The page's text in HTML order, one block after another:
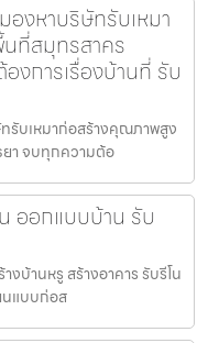
งหาบริษัทรับเหมา
ที่สมุทรสาคร
งการเรื่องบ้านที่ รับ
รับเหมาก่อสร้างคุณภาพสูง
า จบทุกความต้อ
ออกแบบบ้าน รับ
งบ้านหรู สร้างอาคาร รับรีโน
นแบบก่อส